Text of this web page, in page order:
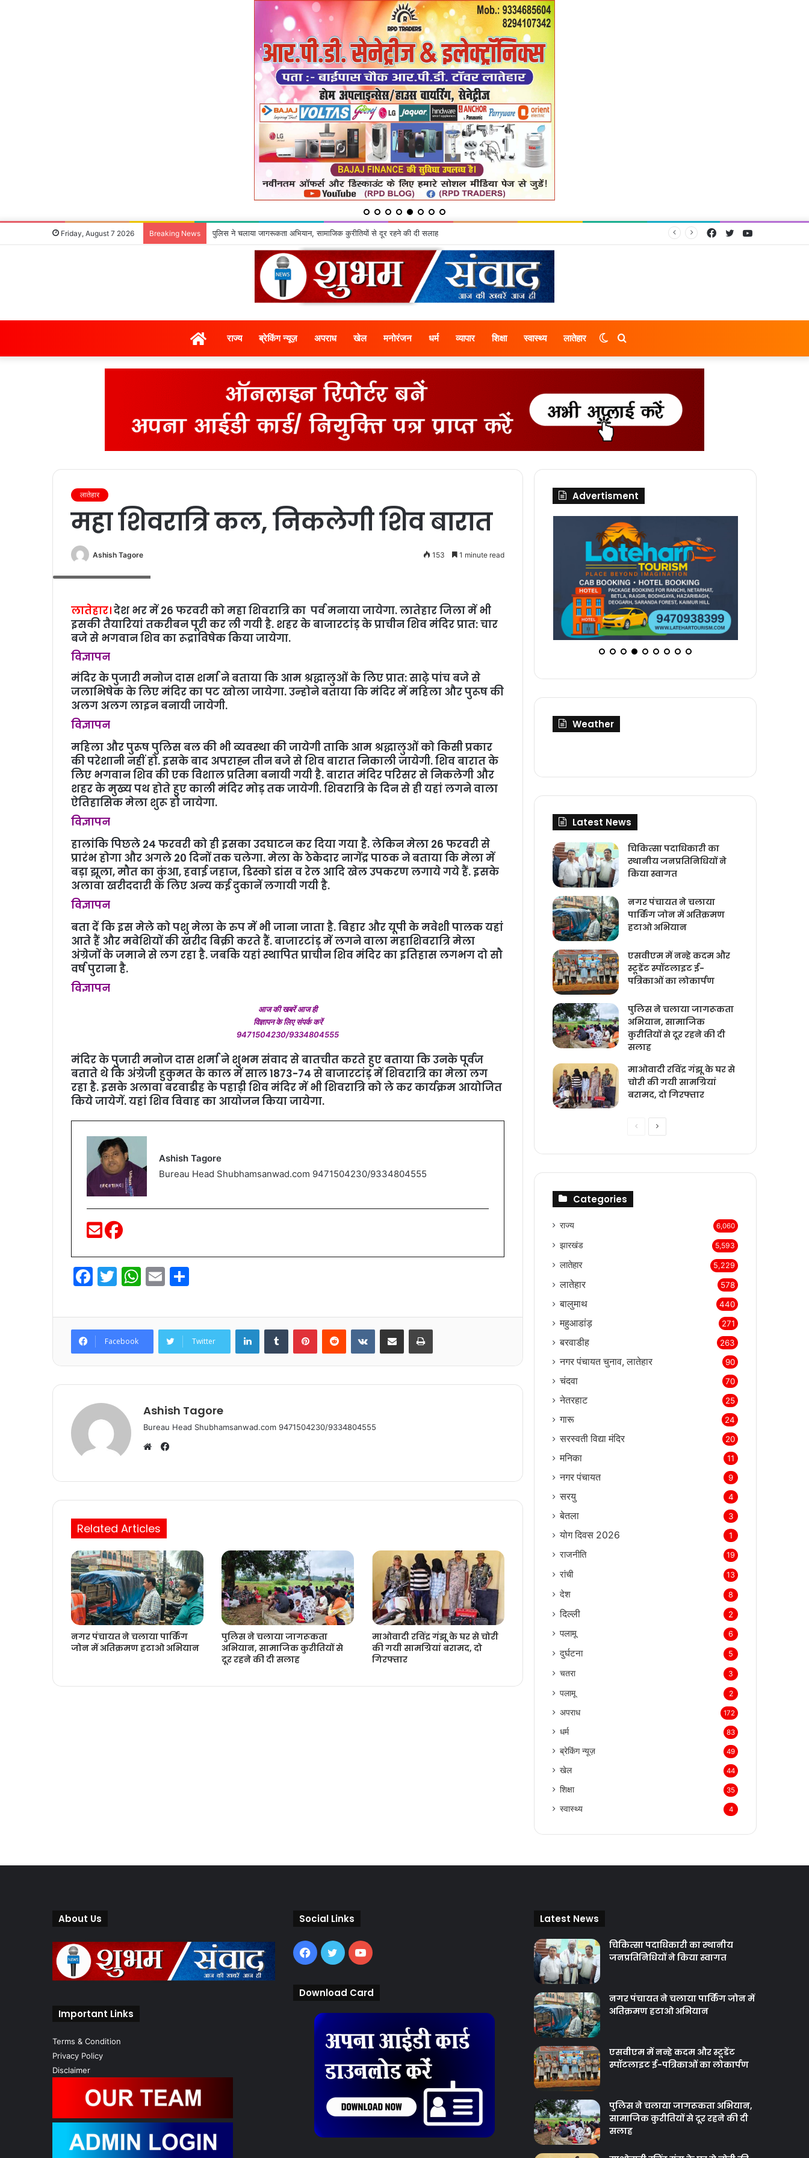
Friday, August 7 2026 Breaking News पुलिस ने चलाया जागरूकता अभियान, सामाजिक कुरीतियों से दूर रहने की दी सलाह YouTube
Twitter
Facebook
होम राज्‍य ब्रेकिंग न्यूज़ अपराध खेल मनोरंजन धर्म व्यापार शिक्षा स्वास्थ्य लातेहार Search
Switch
लातेहार
महा शिवरात्रि कल, निकलेगी शिव बारात
Ashish Tagore 153 1 minute read
लातेहार।देश भर में 26 फरवरी को महा शिवरात्रि का पर्व मनाया जायेगा. लातेहार जिला में भी
इसकी तैयारियां तकरीबन पूरी कर ली गयी है. शहर के बाजारटांड़ के प्राचीन शिव मंंदिर प्रात: चार
बजे से भगवान शिव का रूद्राविषेक किया जायेगा.
विज्ञापन
मंदिर के पुजारी मनोज दास शर्मा ने बताया कि आम श्रद्धालुओं के लिए प्रात: साढे़ पांच बजे से
जलाभिषेक के लिए मंदिर का पट खोला जायेगा. उन्‍होने बताया कि मंदिर में महिला और पुरूष की
अलग अलग लाइन बनायी जायेगी.
विज्ञापन
महिला और पुरूष पुलिस बल की भी व्‍यवस्‍था की जायेगी ताकि आम श्रद्धालुओं को किसी प्रकार
की परेशानी नहीं हो. इसके बाद अपराह्न तीन बजे से शिव बारात निकाली जायेगी. शिव बारात के
लिए भगवान शिव की एक विशाल प्रतिमा बनायी गयी है. बारात मंदिर परिसर से निकलेगी और
शहर के मुख्‍य पथ होते हुए काली मंदिर मोड़ तक जायेगी. शिवरात्रि के दिन से ही यहां लगने वाला
ऐतिहासिक मेला शुरू हो जायेगा.
विज्ञापन
हालांकि पिछले 24 फरवरी को ही इसका उदघाटन कर दिया गया है. लेकिन मेला 26 फरवरी से
प्रारंभ होगा और अगले 20 दिनों तक चलेगा. मेला के ठेकेदार नागेंद्र पाठक ने बताया कि मेला में
बड़ा झूला, मौत का कुंआ, हवाई जहाज, डिस्को डांस व रेल आदि खेल उपकरण लगाये गये हैं. इसके
अलावा खरीददारी के लिए अन्‍य कई दुकानें लगायी गयी है.
विज्ञापन
बता दें कि इस मेले को पशु मेला के रुप में भी जाना जाता है. बिहार और यूपी के मवेशी पालक यहां
आते हैं और मवे​शियों की खरीद बिक्री करते हैं. बाजारटांड़ में लगने वाला महा​शिवरात्रि मेला
अंग्रेजों के जमाने से लग रहा है. जबकि यहां स्थापित प्राचीन ​शिव मंदिर का इतिहास लगभग दो सौ
वर्ष पुराना है.
विज्ञापन
आज की खबरें आज ही
विज्ञापन के लिए संपर्क करें
9471504230/9334804555
मंदिर के पुजारी मनोज दास शर्मा ने शुभम संवाद से बातचीत करते हुए बताया कि उनके पूर्वज
बताते थे कि अंग्रेजी हुकुमत के काल में साल 1873-74 से बाजारटांड़ में ​शिवरात्रि का मेला लग
रहा है. इसके अलावा बरवाडीह के पहाड़ी शिव मंदिर में भी शिवरात्रि को ले कर कार्यक्रम आयोजित
किये जायेगें. यहां शिव विवाह का आयोजन किया जायेगा.
Ashish Tagore
Bureau Head Shubhamsanwad.com 9471504230/9334804555
F
c
e
b
o
o
k
T
itt
er
W
at
s
A
p
p
E
ai
l
ar
e
Facebook Twitter
LinkedInTumblr PinterestReddit VKontakteShare via Email Print
Ashish Tagore
Bureau Head Shubhamsanwad.com 9471504230/9334804555
Facebook
Related Articles
नगर पंचायत ने चलाया पार्किंग
जोन में अतिक्रमण हटाओ अभियान
पुलिस ने चलाया जागरूकता
अभियान, सामाजिक कुरीतियों से
दूर रहने की दी सलाह
माओवादी रविंद्र गंझू के घर से चोरी
की गयी सामग्रियां बरामद, दो
गिरफ्तार
Advertisment
Weather
Latest News
चिकित्‍सा पदाधिकारी का
स्थानीय जनप्रतिनिधियों ने
किया स्वागत
नगर पंचायत ने चलाया
पार्किंग जोन में अतिक्रमण
हटाओ अभियान
एसवीएम में नन्हे कदम और
स्टूडेंट स्पॉटलाइट ई-
पत्रिकाओं का लोकार्पण
पुलिस ने चलाया जागरूकता
अभियान, सामाजिक
कुरीतियों से दूर रहने की दी
सलाह
माओवादी रविंद्र गंझू के घर से
चोरी की गयी सामग्रियां
बरामद, दो गिरफ्तार
PreviousNext
Categories
राज्‍य 6,060
झारखंड 5,593
लातेहार 5,229
लातेहार 578
बालुमाथ 440
महुआडांड़ 271
बरवाडीह 263
नगर पंचायत चुनाव, लातेहार 90
चंदवा 70
नेतरहाट 25
गारू 24
सरस्‍वती विद्या मंदिर 20
मनिका 11
नगर पंचायत 9
सरयु 4
बेतला 3
योग दिवस 2026 1
राजनीति 19
रांची 13
देश 8
दिल्‍ली 2
पलामू 6
दुर्घटना 5
चतरा 3
पलामू 2
अपराध 172
धर्म 83
ब्रेकिंग न्यूज़ 49
खेल 44
शिक्षा 35
स्वास्थ्य 4
About Us
Important Links
Terms & Condition
Privacy Policy
Disclaimer
Social Links
Facebook
TwitterYouTube
Download Card
Latest News
चिकित्‍सा पदाधिकारी का स्थानीय
जनप्रतिनिधियों ने किया स्वागत
नगर पंचायत ने चलाया पार्किंग जोन में
अतिक्रमण हटाओ अभियान
एसवीएम में नन्हे कदम और स्टूडेंट
स्पॉटलाइट ई-पत्रिकाओं का लोकार्पण
पुलिस ने चलाया जागरूकता अभियान,
सामाजिक कुरीतियों से दूर रहने की दी
सलाह